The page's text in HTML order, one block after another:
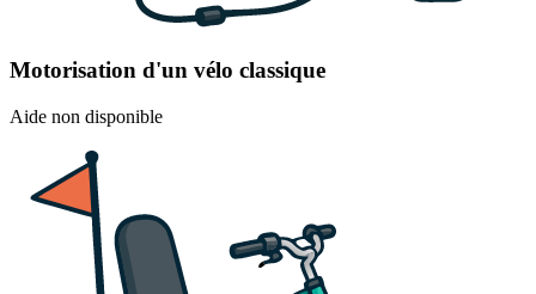
Motorisation d'un vélo classique
Aide non disponible